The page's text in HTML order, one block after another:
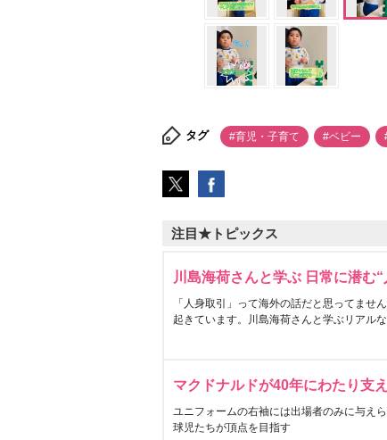
タグ #育児・子育て #ベビー
注目★トピックス
川島海荷さんと学ぶ 日常に潜む
「人身取引」って海外の話だと思ってませ
起きています。川島海荷さんと学ぶリアルな
マクドナルドが40年にわたり支
ユニフォームの右袖には出場者のみに与え
球児たちが頂点を目指す